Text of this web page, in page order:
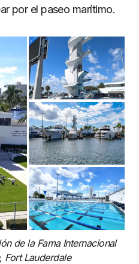
por el paseo marítimo.
de la Fama Internacional
Fort Lauderdale